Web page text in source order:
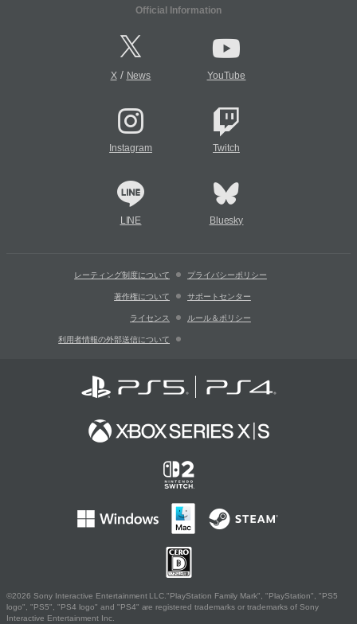
Official Information
X/ News YouTube
Instagram Twitch
LINE Bluesky
レーティング制度について プライバシーポリシー
著作権について サポートセンター
ライセンス ルール＆ポリシー
利用者情報の外部送信について
©2026 Sony Interactive Entertainment LLC."PlayStation Family Mark", "PlayStation", "PS5
logo", "PS5", "PS4 logo" and "PS4" are registered trademarks or trademarks of Sony
Interactive Entertainment Inc.